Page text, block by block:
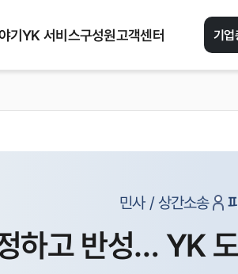
기YK 서비스구성원고객센터 기업
민사 / 상간소송
하고 반성… YK